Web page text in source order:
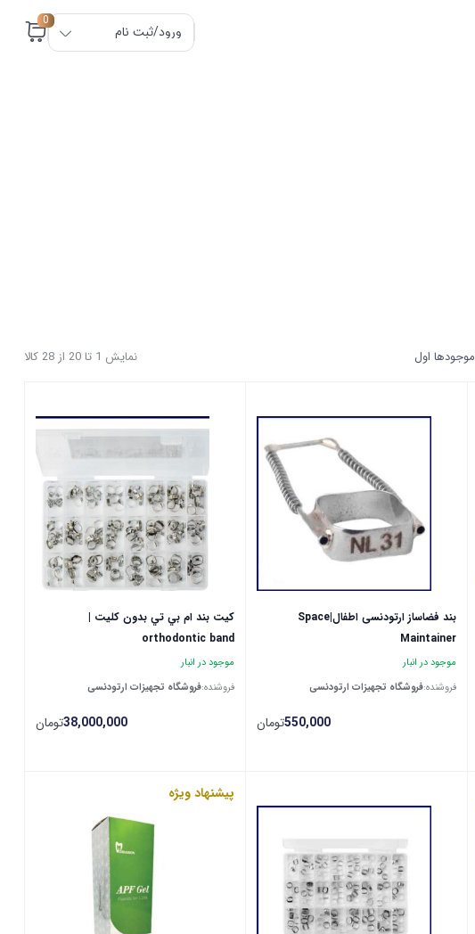
ورود/ثبت نام
0
موجودها اول نمایش 1 تا 20 از 28 کالا
بند فضاساز ارتودنسی اطفال|Space
Maintainer
موجود در انبار
فروشنده:فروشگاه تجهیزات ارتودنسی
550,000تومان
كيت بند ام بي تي بدون كليت |
orthodontic band
موجود در انبار
فروشنده:فروشگاه تجهیزات ارتودنسی
38,000,000تومان
پیشنهاد ویژه